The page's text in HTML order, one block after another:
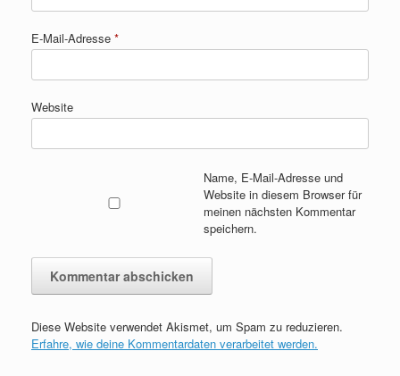
E-Mail-Adresse *
Website
Name, E-Mail-Adresse und
Website in diesem Browser für
meinen nächsten Kommentar
speichern.
Diese Website verwendet Akismet, um Spam zu reduzieren.
Erfahre, wie deine Kommentardaten verarbeitet werden.